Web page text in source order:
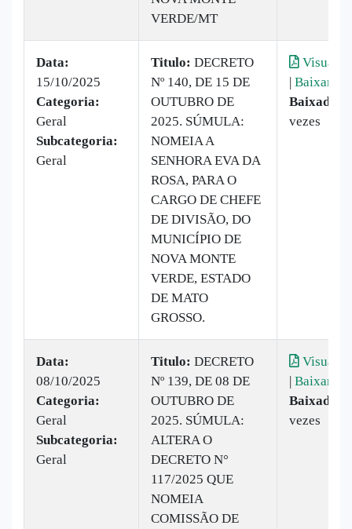
VERDE/MT
Data:
15/10/2025
Categoria:
Geral
Subcategoria:
Geral
Titulo: DECRETO
Nº 140, DE 15 DE
OUTUBRO DE
2025. SÚMULA:
NOMEIA A
SENHORA EVA DA
ROSA, PARA O
CARGO DE CHEFE
DE DIVISÃO, DO
MUNICÍPIO DE
NOVA MONTE
VERDE, ESTADO
DE MATO
GROSSO.
| Baixar
Baixado:
vezes
Data:
08/10/2025
Categoria:
Geral
Subcategoria:
Geral
Titulo: DECRETO
Nº 139, DE 08 DE
OUTUBRO DE
2025. SÚMULA:
ALTERA O
DECRETO N°
117/2025 QUE
NOMEIA
COMISSÃO DE
| Baixar
Baixado:
vezes